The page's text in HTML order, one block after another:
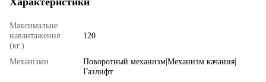
Максимальне
навантаження
(кг.)
120
Механізми
Поворотный механизм|Механизм качания|
Газлифт